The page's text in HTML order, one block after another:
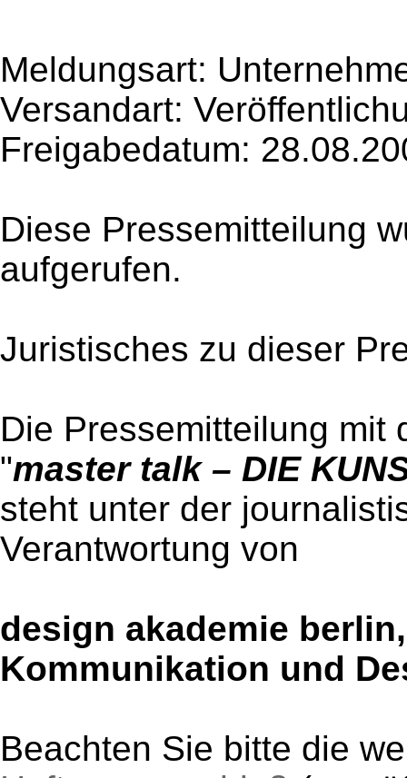
Meldungsart:
Versandart:
Freigabedatum:
Diese Pressemitteilung
aufgerufen.
Juristisches zu dieser
Die Pressemitteilung mit
"master talk – DIE
steht unter der
Verantwortung von
design akademie
Kommunikation und
Beachten Sie bitte die